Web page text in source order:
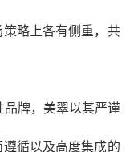
略上各有侧重，共
品牌，美翠以其严谨
循以及高度集成的